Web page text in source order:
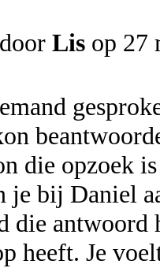
Lis op 27
die opzoek
je bij Daniel
die
heeft. Je